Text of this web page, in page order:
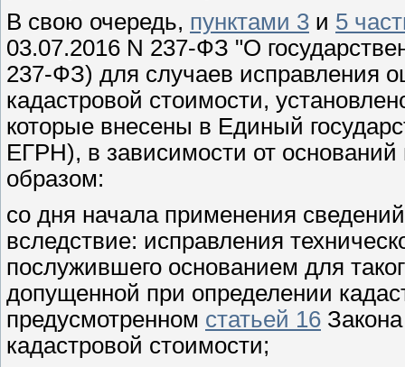
В свою очередь, пунктами 3 и 5
03.07.2016 N 237-ФЗ "О
237-ФЗ) для случаев исправления
кадастровой стоимости,
которые внесены в Единый
ЕГРН), в зависимости от
образом:
со дня начала применения
вследствие: исправления
послужившего основанием для
допущенной при определении
предусмотренном статьей 16
кадастровой стоимости;